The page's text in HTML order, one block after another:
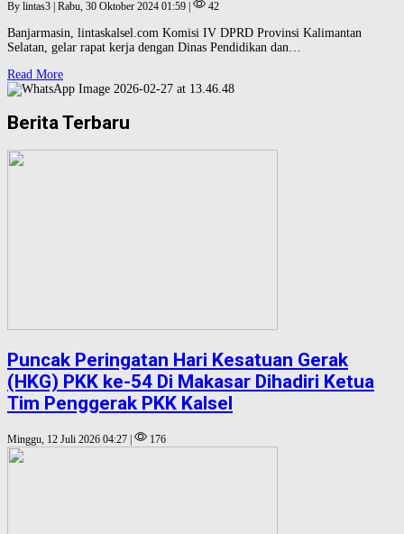
By lintas3 | Rabu, 30 Oktober 2024 01:59 | 42
Banjarmasin, lintaskalsel.com Komisi IV DPRD Provinsi Kalimantan
Selatan, gelar rapat kerja dengan Dinas Pendidikan dan…
Read More
Berita Terbaru
Puncak Peringatan Hari Kesatuan Gerak
(HKG) PKK ke-54 Di Makasar Dihadiri Ketua
Tim Penggerak PKK Kalsel
Minggu, 12 Juli 2026 04:27 | 176